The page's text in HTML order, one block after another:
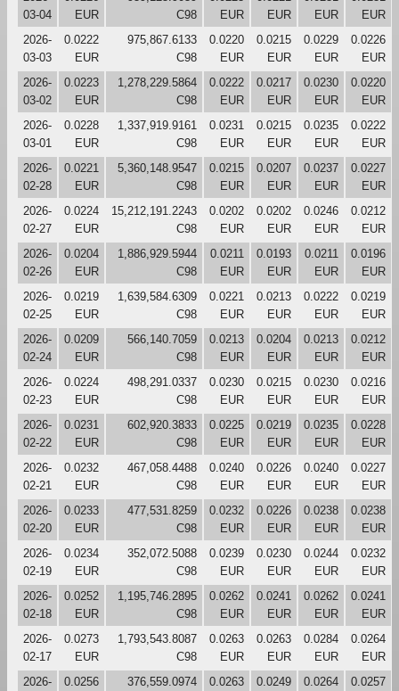
03-04
EUR
C98
EUR
EUR
EUR
EUR
2026-
03-03
0.0222
EUR
975,867.6133
C98
0.0220
EUR
0.0215
EUR
0.0229
EUR
0.0226
EUR
2026-
03-02
0.0223
EUR
1,278,229.5864
C98
0.0222
EUR
0.0217
EUR
0.0230
EUR
0.0220
EUR
2026-
03-01
0.0228
EUR
1,337,919.9161
C98
0.0231
EUR
0.0215
EUR
0.0235
EUR
0.0222
EUR
2026-
02-28
0.0221
EUR
5,360,148.9547
C98
0.0215
EUR
0.0207
EUR
0.0237
EUR
0.0227
EUR
2026-
02-27
0.0224
EUR
15,212,191.2243
C98
0.0202
EUR
0.0202
EUR
0.0246
EUR
0.0212
EUR
2026-
02-26
0.0204
EUR
1,886,929.5944
C98
0.0211
EUR
0.0193
EUR
0.0211
EUR
0.0196
EUR
2026-
02-25
0.0219
EUR
1,639,584.6309
C98
0.0221
EUR
0.0213
EUR
0.0222
EUR
0.0219
EUR
2026-
02-24
0.0209
EUR
566,140.7059
C98
0.0213
EUR
0.0204
EUR
0.0213
EUR
0.0212
EUR
2026-
02-23
0.0224
EUR
498,291.0337
C98
0.0230
EUR
0.0215
EUR
0.0230
EUR
0.0216
EUR
2026-
02-22
0.0231
EUR
602,920.3833
C98
0.0225
EUR
0.0219
EUR
0.0235
EUR
0.0228
EUR
2026-
02-21
0.0232
EUR
467,058.4488
C98
0.0240
EUR
0.0226
EUR
0.0240
EUR
0.0227
EUR
2026-
02-20
0.0233
EUR
477,531.8259
C98
0.0232
EUR
0.0226
EUR
0.0238
EUR
0.0238
EUR
2026-
02-19
0.0234
EUR
352,072.5088
C98
0.0239
EUR
0.0230
EUR
0.0244
EUR
0.0232
EUR
2026-
02-18
0.0252
EUR
1,195,746.2895
C98
0.0262
EUR
0.0241
EUR
0.0262
EUR
0.0241
EUR
2026-
02-17
0.0273
EUR
1,793,543.8087
C98
0.0263
EUR
0.0263
EUR
0.0284
EUR
0.0264
EUR
2026-
0.0256
376,559.0974
0.0263
0.0249
0.0264
0.0257